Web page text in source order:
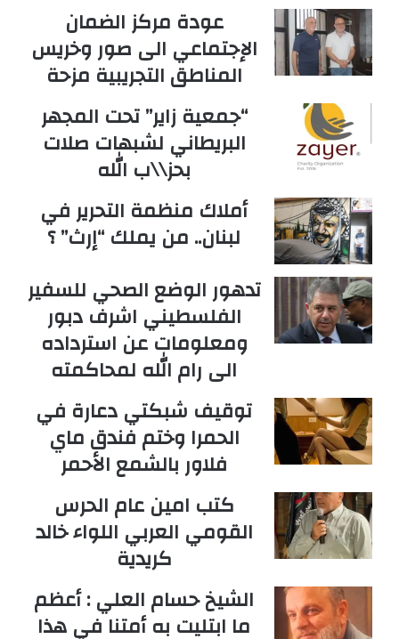
عودة مركز الضمان
الإجتماعي الى صور وخريس
المناطق التجريبية مزحة
“جمعية زاير” تحت المجهر
البريطاني لشبهات صلات
بحز\\ب الله
أملاك منظمة التحرير في
لبنان.. من يملك “إرث” ؟
تدهور الوضع الصحي للسفير
الفلسطيني اشرف دبور
ومعلومات عن استرداده
الى رام الله لمحاكمته
توقيف شبكتي دعارة في
الحمرا وختم فندق ماي
فلاور بالشمع الأحمر
كتب امين عام الحرس
القومي العربي اللواء خالد
كريدية
الشيخ حسام العلي : أعظم
ما ابتليت به أمتنا في هذا